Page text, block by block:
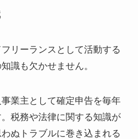
リーランスとして活動する
識も欠かせません。
業主として確定申告を毎年
税務や法律に関する知識が
ぬトラブルに巻き込まれる